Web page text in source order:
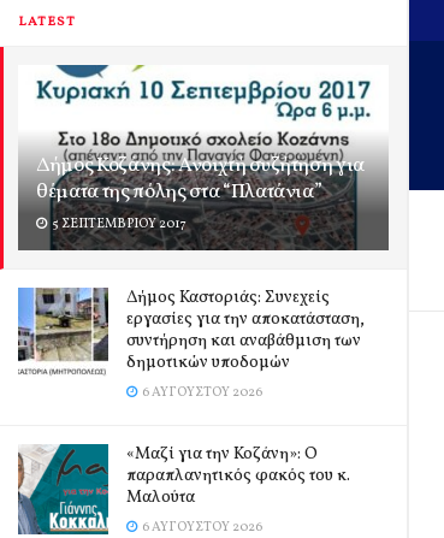
LATEST
Δήμος Κοζάνης: Ανοιχτή συζήτηση για
θέματα της πόλης στα “Πλατάνια”
5 ΣΕΠΤΕΜΒΡΊΟΥ 2017
Δήμος Καστοριάς: Συνεχείς
εργασίες για την αποκατάσταση,
συντήρηση και αναβάθμιση των
δημοτικών υποδομών
6 ΑΥΓΟΎΣΤΟΥ 2026
«Μαζί για την Κοζάνη»: Ο
παραπλανητικός φακός του κ.
Μαλούτα
6 ΑΥΓΟΎΣΤΟΥ 2026